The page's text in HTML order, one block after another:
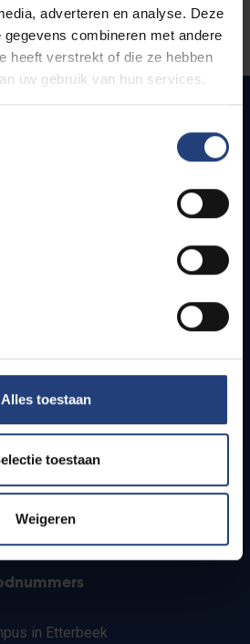
adverteren en analyse. Deze
combineren met andere
heeft verstrekt of die ze hebben
uw gebruik van hun services.
Alles toestaan
toestaan
Weigeren
secundaire scholen
in Etterbeek